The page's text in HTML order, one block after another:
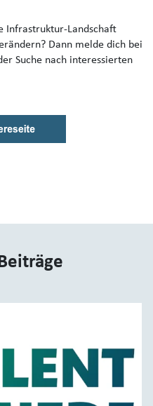
Infrastruktur-Landschaft
Dann melde dich bei
Suche nach interessierten